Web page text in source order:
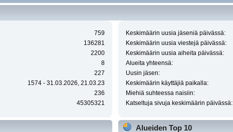
759
136281
2200
8
227
1574 - 31.03.2026, 21.03.23
236
45305321
Keskimäärin uusia jäseniä päivässä:
Keskimäärin uusia viestejä päivässä:
Keskimäärin uusia aiheita päivässä:
Alueita yhteensä:
Uusin jäsen:
Keskimäärin käyttäjiä paikalla:
Miehiä suhteessa naisiin:
Katseltuja sivuja keskimäärin päivässä:
Alueiden Top 10